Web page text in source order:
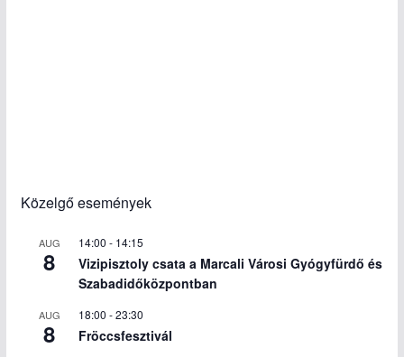
Közelgő események
AUG
8
14:00 - 14:15
Vizipisztoly csata a Marcali Városi Gyógyfürdő és
Szabadidőközpontban
AUG
8
18:00 -23:30
Fröccsfesztivál